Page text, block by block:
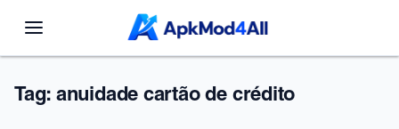
Tag: anuidade cartão de crédito